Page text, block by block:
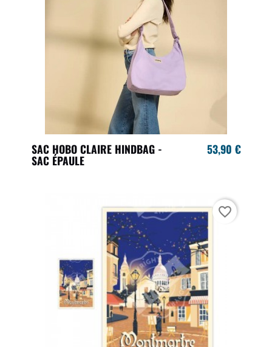
SAC HOBO CLAIRE HINDBAG -
SAC ÉPAULE
53,90 €
favorite_border